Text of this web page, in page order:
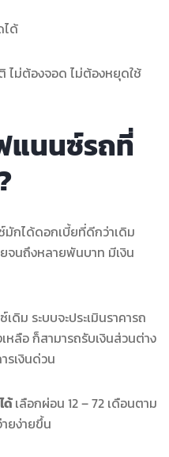
ได้
ไม่ต้องจอด ไม่ต้องหยุดใช้
แนนซ์รถที่
มักได้ดอกเบี้ยที่ดีกว่าเดิม
จนถึงหลายพันบาท มีเงิน
ม ระบบจะประเมินราคารถ
ลือ ก็สามารถรับเงินส่วนต่าง
รเงินด่วน
ด้เลือกผ่อน 12 – 72 เดือนตาม
ยง่ายขึ้น